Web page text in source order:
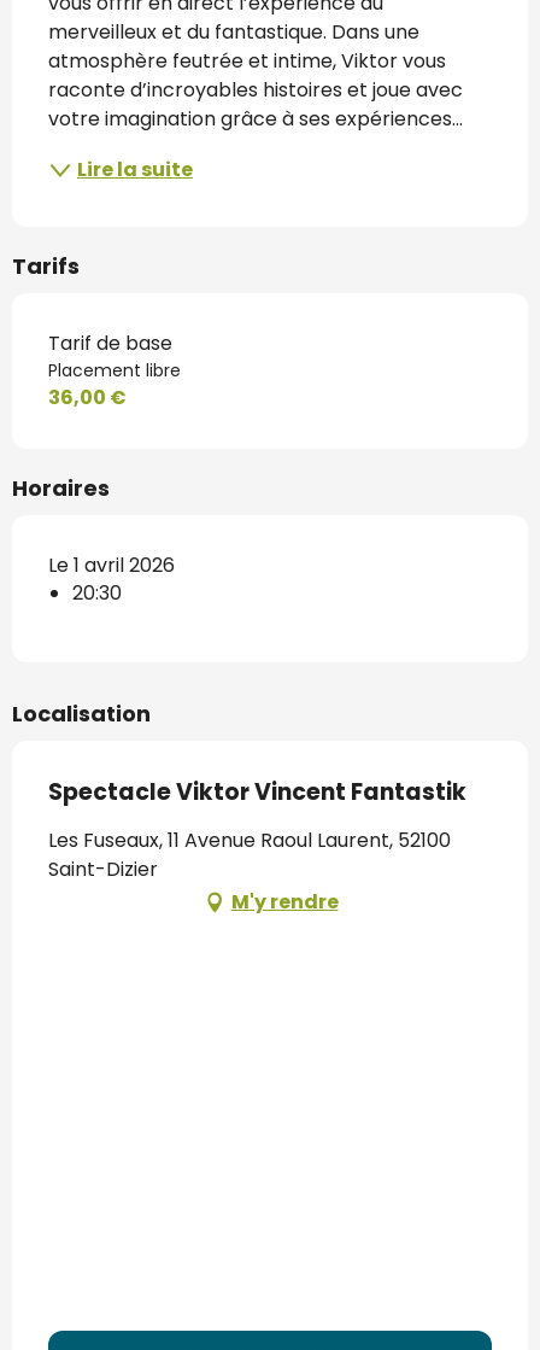
merveilleux et du fantastique. Dans une
atmosphère feutrée et intime, Viktor vous
raconte d’incroyables histoires et joue avec
votre imagination grâce à ses expériences...
Lire la suite
Tarifs
Tarif de base
Placement libre
36,00 €
Horaires
Le 1 avril 2026
20:30
Localisation
Spectacle Viktor Vincent Fantastik
Les Fuseaux, 11 Avenue Raoul Laurent, 52100
Saint-Dizier
M'y rendre